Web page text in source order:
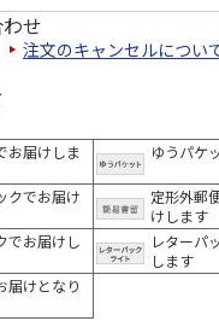
せ
注文のキャンセルについ
お届けしま
ゆうパケ
クでお届け
定形外郵
けします
でお届けし
レターパ
します
届けとなり